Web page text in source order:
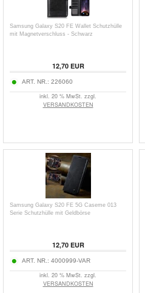
Samsung Galaxy S20 FE Wallet Schutzhülle
mit Magnetverschluss - Schwarz
12,70EUR
ART. NR.: 226060
inkl. 20 % MwSt. zzgl.
VERSANDKOSTEN
Samsung Galaxy S20 FE 5G Caseme 013
Serie Schutzhülle mit Geldbörse
12,70EUR
ART. NR.: 4000999-VAR
inkl. 20 % MwSt. zzgl.
VERSANDKOSTEN